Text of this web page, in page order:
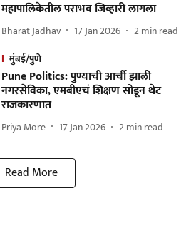
महापालिकेतील पराभव जिव्हारी लागला
Bharat Jadhav 17 Jan 2026 2min read
मुंबई/पुणे
Pune Politics: पुण्याची आर्ची झाली
नगरसेविका, एमबीएचं शिक्षण सोडून थेट
राजकारणात
Priya More 17 Jan 2026 2min read
Read More